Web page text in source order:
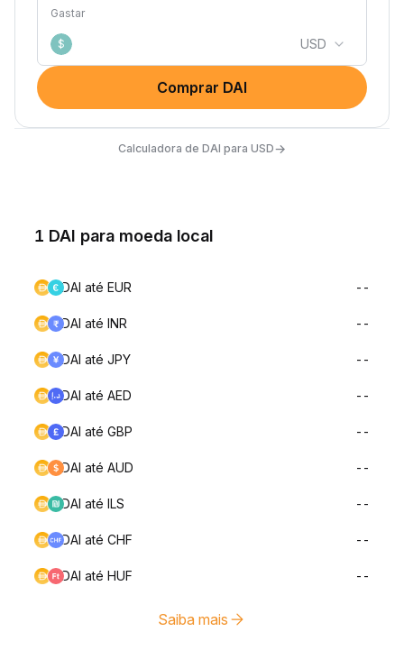
Gastar
$ USD
Comprar DAI
Calculadora de DAI para USD→
1 DAI para moeda local
DAI até EUR --
DAI até INR --
DAI até JPY --
DAI até AED --
DAI até GBP --
DAI até AUD --
DAI até ILS --
DAI até CHF --
DAI até HUF --
Saiba mais